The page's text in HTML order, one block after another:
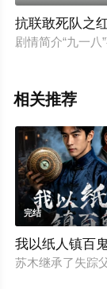
抗联敢死队之
剧情简介“九一
相关推荐
完结
我以纸人镇百
苏木继承了失踪